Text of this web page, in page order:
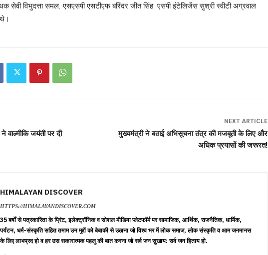
सेवी विभुदत्ता समल, एसएसपी एसटीएफ बरिंदर जीत सिंह, एसपी इंटेलिजेंस सुश्री स्वीटी अग्रवाल
वाल्मीकि जयंती पर दी
NEXT ARTICLE
मुख्यमंत्री ने बताई अभिसूचना तंत्र की मजबूती के लिए और
अधिक प्रयासों की जरूरत!
HIMALAYAN DISCOVER
HTTPS://HIMALAYANDISCOVER.COM
35 बर्षों से पत्रकारिता के प्रिंट, इलेक्ट्रॉनिक व सोशल मीडिया प्लेटफॉर्म पर सामाजिक, आर्थिक, राजनैतिक, धार्मिक,
पर्यटन, धर्म-संस्कृति सहित तमाम उन मुद्दों को बेबाकी से उठाना जो विश्व भर में लोक समाज, लोक संस्कृति व आम जनमानस
के लिए लाभप्रद हो व हर उस सकारात्मक पहलु की बात करना जो सर्व जन सुखाय: सर्व जन हिताय हो.